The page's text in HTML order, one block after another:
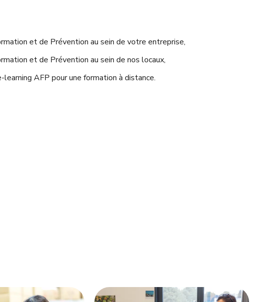
et de Prévention au sein de votre entreprise,
et de Prévention au sein de nos locaux,
learning AFP pour une formation à distance.